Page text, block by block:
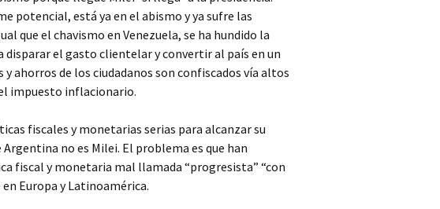
potencial, está ya en el abismo y ya sufre las
que el chavismo en Venezuela, se ha hundido la
disparar el gasto clientelar y convertir al país en un
ahorros de los ciudadanos son confiscados vía altos
impuesto inflacionario.
fiscales y monetarias serias para alcanzar su
no es Milei. El problema es que han
fiscal y monetaria mal llamada “progresista” “con
Europa y Latinoamérica.